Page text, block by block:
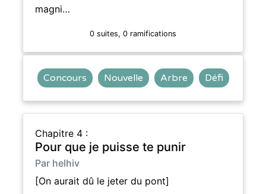
magni…
0 suites, 0 ramifications
Concours Nouvelle Arbre Défi
Chapitre 4 :
Pour que je puisse te punir
Par helhiv
[On aurait dû le jeter du pont]